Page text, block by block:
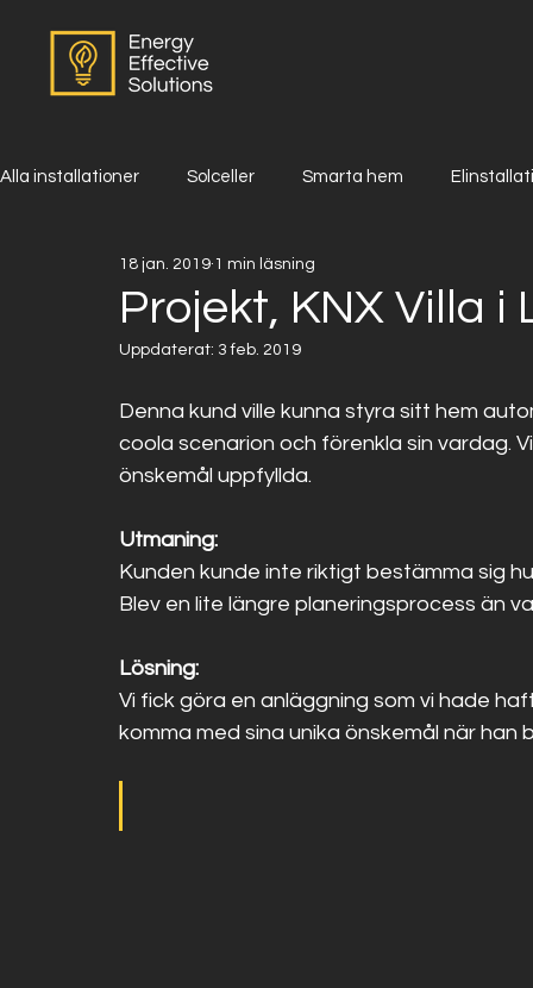
Alla installationer Solceller Smarta hem
Projekt, KNX Villa i
18 jan. 2019 1 min läsning
Uppdaterat: 3 feb. 2019
Denna kund ville kunna styra sitt hem
coola scenarion och förenkla sin vardag.
önskemål uppfyllda.
Utmaning:
Kunden kunde inte riktigt bestämma sig
Blev en lite längre planeringsprocess än
Lösning:
Vi fick göra en anläggning som vi hade
komma med sina unika önskemål när han